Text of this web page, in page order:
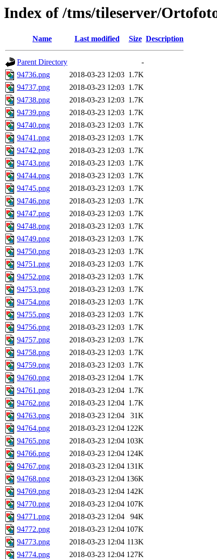
Index of /tms/tileserver/
Name Last modified Size Description
Parent Directory
-
94736.png
2018-03-23 12:03 1.7K
94737.png
2018-03-23 12:03 1.7K
94738.png
2018-03-23 12:03 1.7K
94739.png
2018-03-23 12:03 1.7K
94740.png
2018-03-23 12:03 1.7K
94741.png
2018-03-23 12:03 1.7K
94742.png
2018-03-23 12:03 1.7K
94743.png
2018-03-23 12:03 1.7K
94744.png
2018-03-23 12:03 1.7K
94745.png
2018-03-23 12:03 1.7K
94746.png
2018-03-23 12:03 1.7K
94747.png
2018-03-23 12:03 1.7K
94748.png
2018-03-23 12:03 1.7K
94749.png
2018-03-23 12:03 1.7K
94750.png
2018-03-23 12:03 1.7K
94751.png
2018-03-23 12:03 1.7K
94752.png
2018-03-23 12:03 1.7K
94753.png
2018-03-23 12:03 1.7K
94754.png
2018-03-23 12:03 1.7K
94755.png
2018-03-23 12:03 1.7K
94756.png
2018-03-23 12:03 1.7K
94757.png
2018-03-23 12:03 1.7K
94758.png
2018-03-23 12:03 1.7K
94759.png
2018-03-23 12:03 1.7K
94760.png
2018-03-23 12:04 1.7K
94761.png
2018-03-23 12:04 1.7K
94762.png
2018-03-23 12:04 1.7K
94763.png
2018-03-23 12:04
31K
94764.png
2018-03-23 12:04 122K
94765.png
2018-03-23 12:04 103K
94766.png
2018-03-23 12:04 124K
94767.png
2018-03-23 12:04 131K
94768.png
2018-03-23 12:04 136K
94769.png
2018-03-23 12:04 142K
94770.png
2018-03-23 12:04 107K
94771.png
2018-03-23 12:04
94K
94772.png
2018-03-23 12:04 107K
94773.png
2018-03-23 12:04 113K
94774.png
2018-03-23 12:04 127K